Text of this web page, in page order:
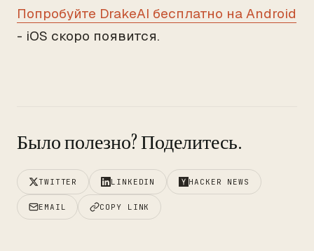
Попробуйте DrakeAI бесплатно на Android
- iOS скоро появится.
Было полезно? Поделитесь.
TWITTER LINKEDIN HACKER NEWS
EMAIL COPY LINK